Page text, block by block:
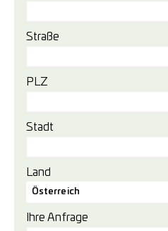
Straße
PLZ
Stadt
Land
Österreich
Ihre Anfrage